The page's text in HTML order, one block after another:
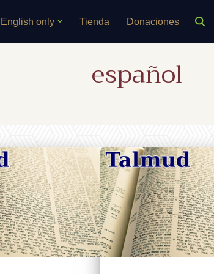
English only Tienda Donaciones
español